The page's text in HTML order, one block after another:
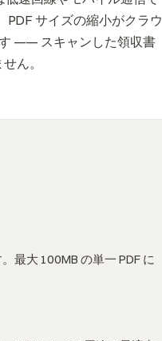
PDF サイズの縮小がクラウ
—— スキャンした領収書
ん。
最大 100MB の単一 PDF に